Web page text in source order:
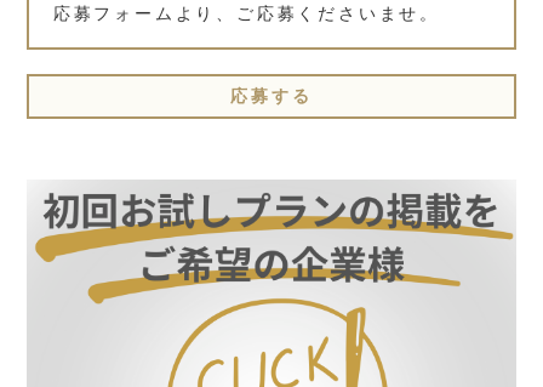
応募フォームより、ご応募くださいませ。
応募する